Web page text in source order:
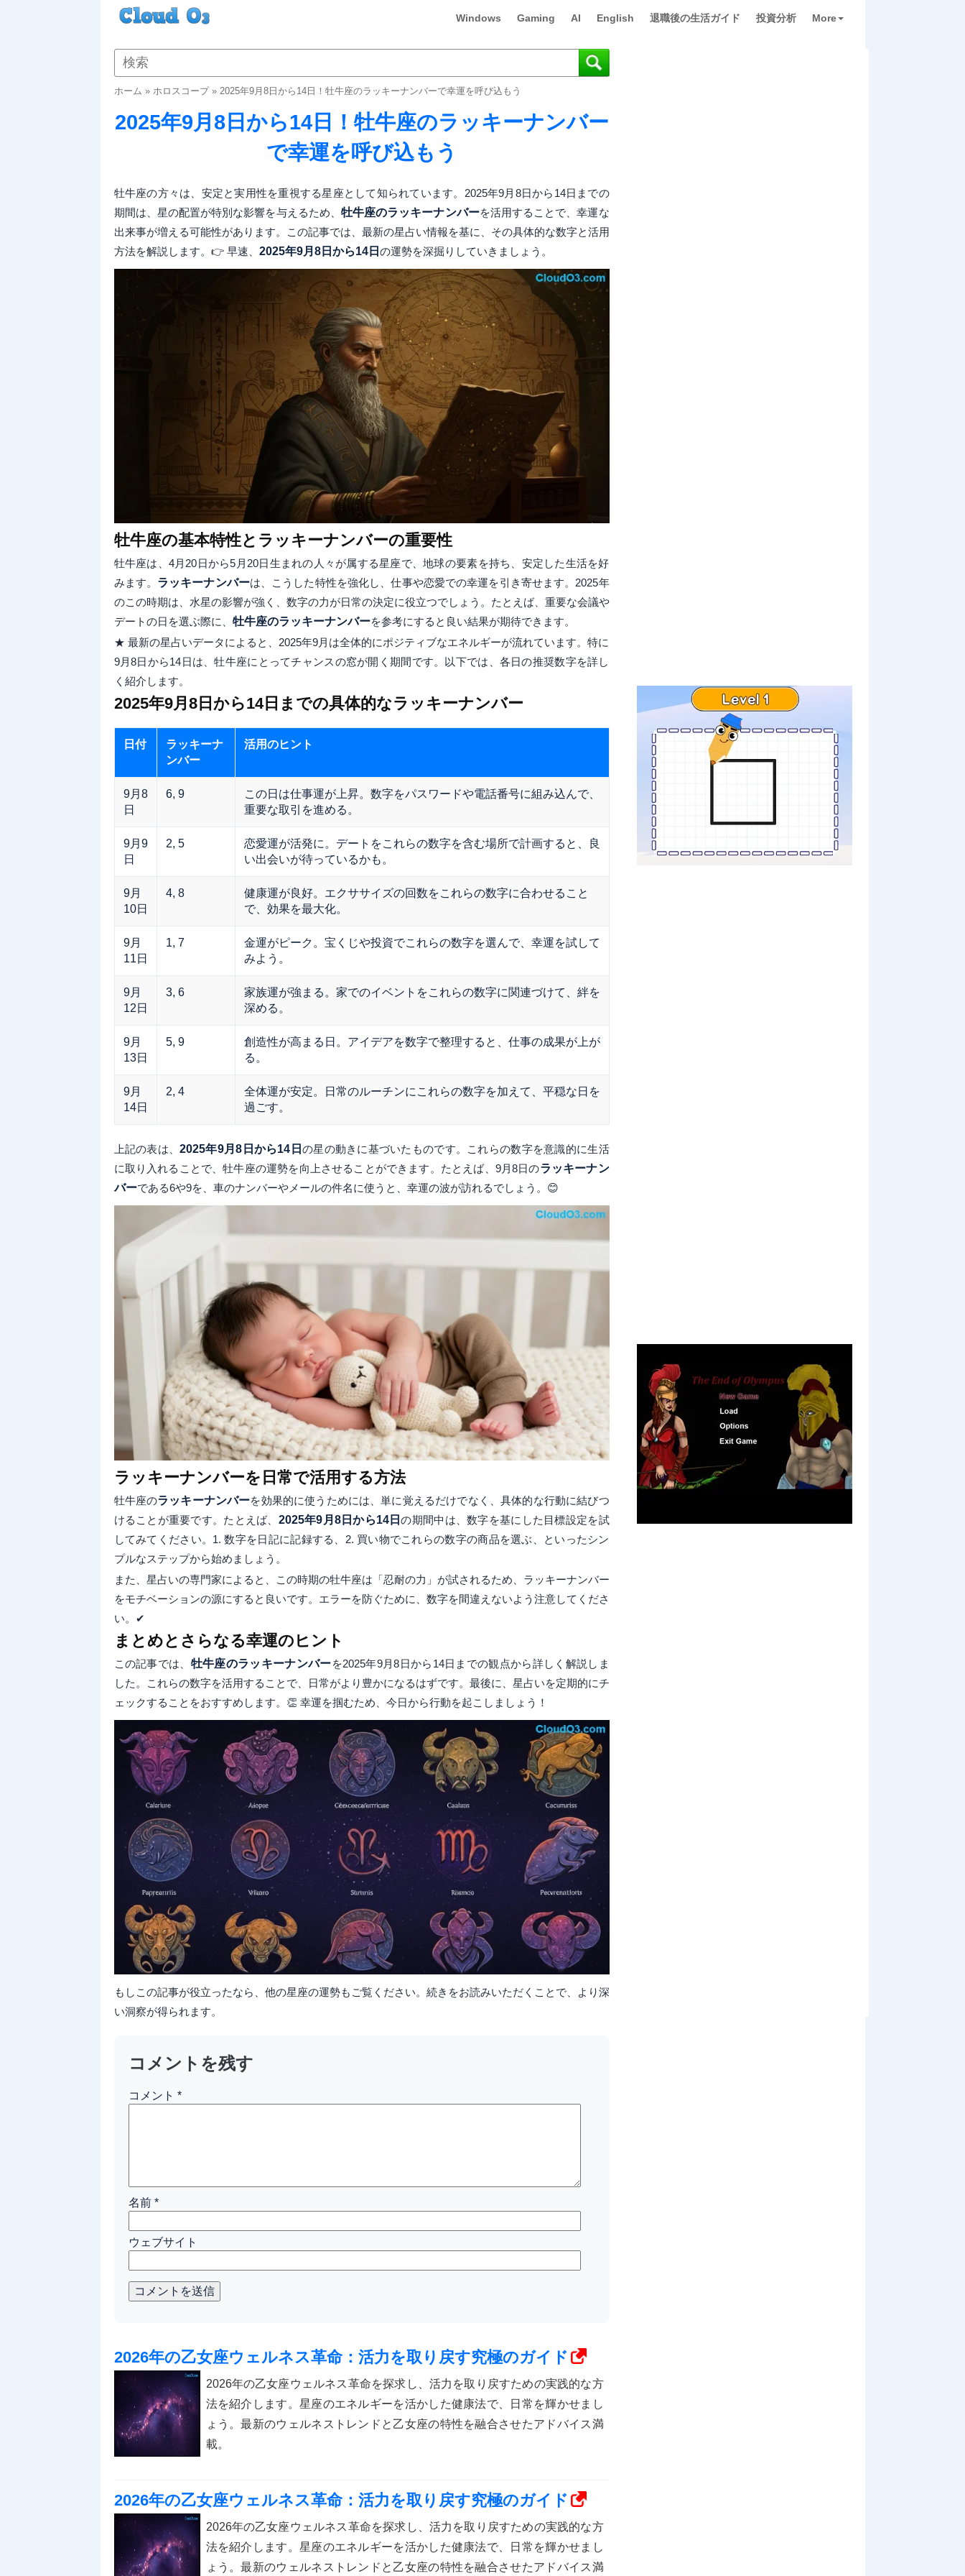
Windows Gaming AI English 退職後の生活ガイド 投資分析 More
ホーム » ホロスコープ» 2025年9月8日から14日！牡牛座のラッキーナンバーで幸運を呼び込もう
2025年9月8日から14日！牡牛座のラッキーナンバー
で幸運を呼び込もう
牡牛座の方々は、安定と実用性を重視する星座として知られています。2025年9月8日から14日までの
期間は、星の配置が特別な影響を与えるため、 牡牛座のラッキーナンバーを活用することで、幸運な
出来事が増える可能性があります。この記事では、最新の星占い情報を基に、その具体的な数字と活用
方法を解説します。👉 早速、 2025年9月8日から14日 の運勢を深掘りしていきましょう。
牡牛座の基本特性とラッキーナンバーの重要性
牡牛座は、4月20日から5月20日生まれの人々が属する星座で、地球の要素を持ち、安定した生活を好
みます。 ラッキーナンバーは、こうした特性を強化し、仕事や恋愛での幸運を引き寄せます。2025年
のこの時期は、水星の影響が強く、数字の力が日常の決定に役立つでしょう。たとえば、重要な会議や
デートの日を選ぶ際に、 牡牛座のラッキーナンバーを参考にすると良い結果が期待できます。
★ 最新の星占いデータによると、2025年9月は全体的にポジティブなエネルギーが流れています。特に
9月8日から14日は、牡牛座にとってチャンスの窓が開く期間です。以下では、各日の推奨数字を詳し
く紹介します。
2025年9月8日から14日までの具体的なラッキーナンバー
日付
ラッキーナ
ンバー
活用のヒント
9月8
日
6, 9
この日は仕事運が上昇。数字をパスワードや電話番号に組み込んで、
重要な取引を進める。
9月9
日
2, 5
恋愛運が活発に。デートをこれらの数字を含む場所で計画すると、良
い出会いが待っているかも。
9月
10日
4, 8
健康運が良好。エクササイズの回数をこれらの数字に合わせること
で、効果を最大化。
9月
11日
1, 7
金運がピーク。宝くじや投資でこれらの数字を選んで、幸運を試して
みよう。
9月
12日
3, 6
家族運が強まる。家でのイベントをこれらの数字に関連づけて、絆を
深める。
9月
13日
5, 9
創造性が高まる日。アイデアを数字で整理すると、仕事の成果が上が
る。
9月
14日
2, 4
全体運が安定。日常のルーチンにこれらの数字を加えて、平穏な日を
過ごす。
上記の表は、2025年9月8日から14日 の星の動きに基づいたものです。これらの数字を意識的に生活
に取り入れることで、牡牛座の運勢を向上させることができます。たとえば、9月8日のラッキーナン
バーである6や9を、車のナンバーやメールの件名に使うと、幸運の波が訪れるでしょう。😊
ラッキーナンバーを日常で活用する方法
牡牛座のラッキーナンバーを効果的に使うためには、単に覚えるだけでなく、具体的な行動に結びつ
けることが重要です。たとえば、 2025年9月8日から14日の期間中は、数字を基にした目標設定を試
してみてください。1. 数字を日記に記録する、2. 買い物でこれらの数字の商品を選ぶ、といったシン
プルなステップから始めましょう。
また、星占いの専門家によると、この時期の牡牛座は「忍耐の力」が試されるため、ラッキーナンバー
をモチベーションの源にすると良いです。エラーを防ぐために、数字を間違えないよう注意してくださ
い。✔
まとめとさらなる幸運のヒント
この記事では、 牡牛座のラッキーナンバーを2025年9月8日から14日までの観点から詳しく解説しま
した。これらの数字を活用することで、日常がより豊かになるはずです。最後に、星占いを定期的にチ
ェックすることをおすすめします。👏 幸運を掴むため、今日から行動を起こしましょう！
もしこの記事が役立ったなら、他の星座の運勢もご覧ください。続きをお読みいただくことで、より深
い洞察が得られます。
コメントを残す
コメント *
名前 *
ウェブサイト
コメントを送信
2026年の乙女座ウェルネス革命：活力を取り戻す究極のガイド
2026年の乙女座ウェルネス革命を探求し、活力を取り戻すための実践的な方
法を紹介します。星座のエネルギーを活かした健康法で、日常を輝かせまし
ょう。最新のウェルネストレンドと乙女座の特性を融合させたアドバイス満
載。
2026年の乙女座ウェルネス革命：活力を取り戻す究極のガイド
2026年の乙女座ウェルネス革命を探求し、活力を取り戻すための実践的な方
法を紹介します。星座のエネルギーを活かした健康法で、日常を輝かせまし
ょう。最新のウェルネストレンドと乙女座の特性を融合させたアドバイス満